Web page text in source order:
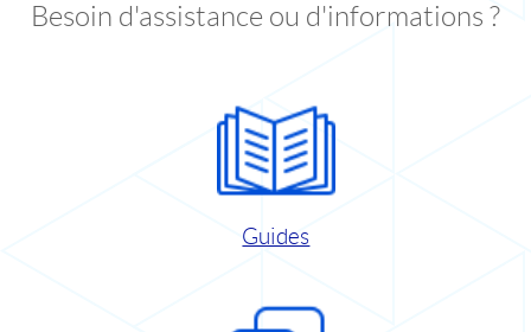
Besoin d'assistance ou d'informations ?
Guides